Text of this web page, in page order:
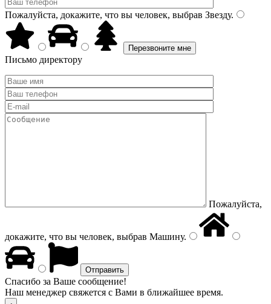
Пожалуйста, докажите, что вы человек, выбрав Звезду.
Письмо директору
Пожалуйста,
докажите, что вы человек, выбрав Машину.
Спасибо за Ваше сообщение!
Наш менеджер свяжется с Вами в ближайшее время.